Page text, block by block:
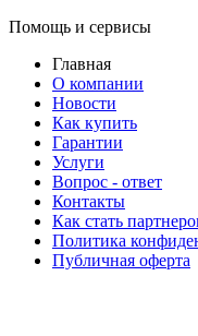
Помощь и сервисы
Главная
О компании
Новости
Как купить
Гарантии
Услуги
Вопрос - ответ
Контакты
Как стать
Политика
Публичная оферта